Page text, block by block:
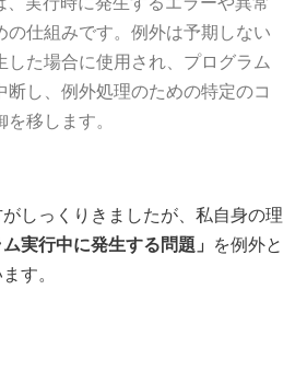
の仕組みです。例外は予期しない
した場合に使用され、プログラム
断し、例外処理のための特定のコ
移します。
しっくりきましたが、私自身の理
ム実行中に発生する問題」 を例外と
す。